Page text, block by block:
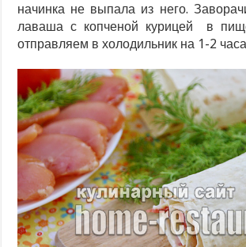
начинка не выпала из него.
лаваша с копченой курицей в
отправляем в холодильник на 1-2